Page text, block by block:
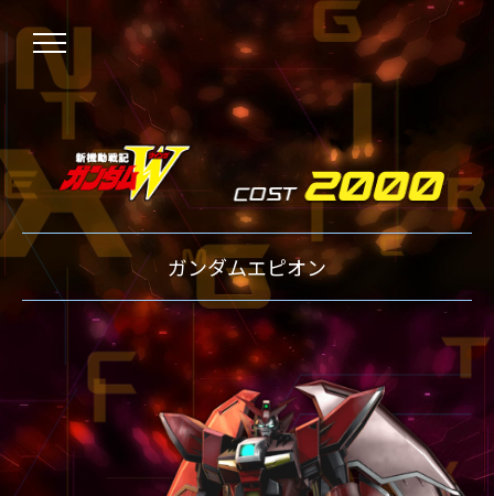
NEWS
ニュース
OVER BOOST
オーバーブースト
XVOOST
クロスブースト
EXVS2
エクストリームバーサス2
MAXI BOOST ON
マキシブーストオン
BEGINNER'S GUIDE
初心者指南
TECHNIQUE
ガンダムエピオン